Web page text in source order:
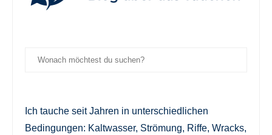
Ich tauche seit Jahren in unterschiedlichen
Bedingungen: Kaltwasser, Strömung, Riffe, Wracks,